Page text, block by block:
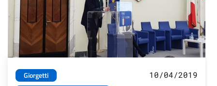
Giorgetti
10/04/2019